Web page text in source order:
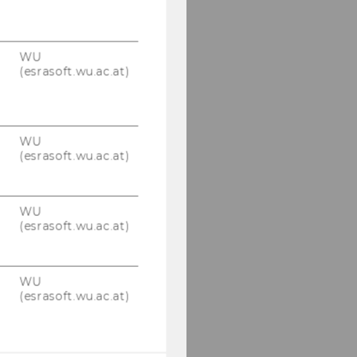
WU
(esrasoft.wu.ac.at)
WU
(esrasoft.wu.ac.at)
WU
(esrasoft.wu.ac.at)
WU
(esrasoft.wu.ac.at)